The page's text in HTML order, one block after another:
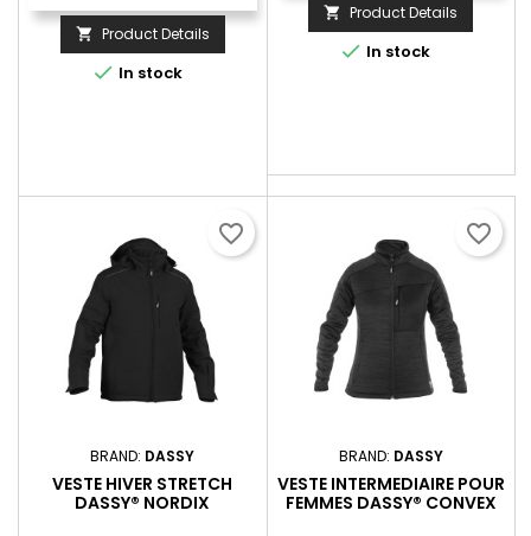
 Product Details
 In stock
 Product Details
 In stock
BRAND: DASSY
VESTE HIVER STRETCH
DASSY® NORDIX
favorite_border
BRAND: DASSY
VESTE INTERMEDIAIRE POUR
FEMMES DASSY® CONVEX
favorite_border